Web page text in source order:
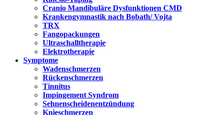
Cranio Mandibuläre Dysfunktionen CMD
Krankengymnastik nach Bobath/ Vojta
TRX
Fangopackungen
Ultraschalltherapie
Elektrotherapie
Symptome
Wadenschmerzen
Rückenschmerzen
Tinnitus
Impingement Syndrom
Sehnenscheidenentzündung
Knieschmerzen